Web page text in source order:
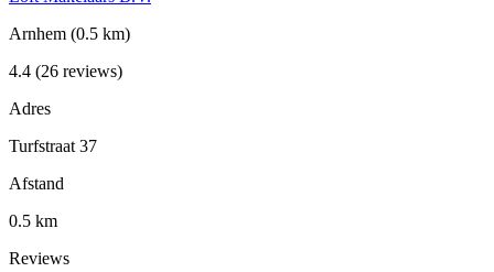
Arnhem (0.5 km)
4.4 (26 reviews)
Adres
Turfstraat 37
Afstand
0.5 km
Reviews